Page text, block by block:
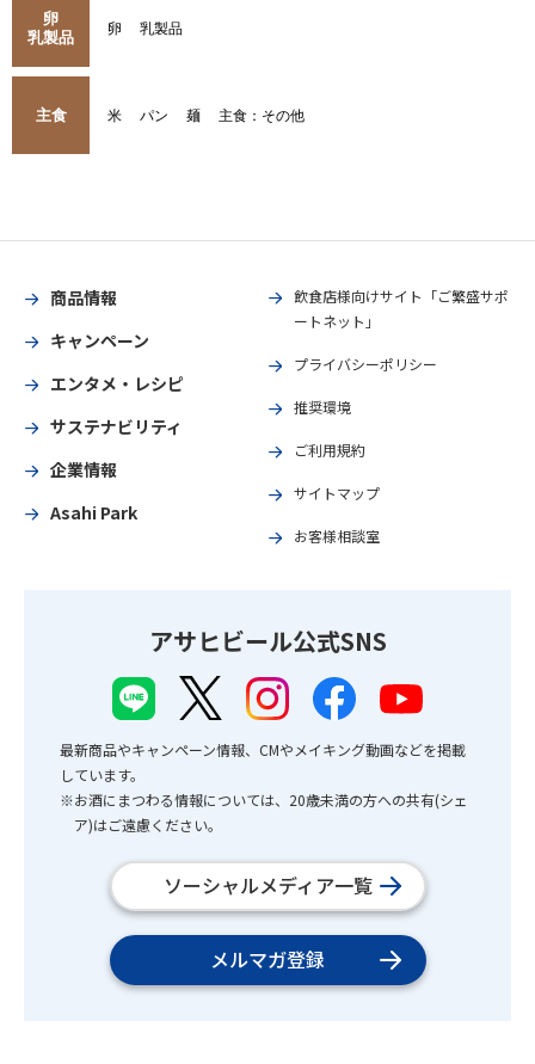
卵
乳製品
卵 乳製品
主食 米 パン 麺 主食：その他
商品情報
キャンペーン
エンタメ・レシピ
サステナビリティ
企業情報
Asahi Park
飲食店様向けサイト「ご繁盛サポ
ートネット」
プライバシーポリシー
推奨環境
ご利用規約
サイトマップ
お客様相談室
アサヒビール公式SNS
最新商品やキャンペーン情報、CMやメイキング動画などを掲載
しています。
※お酒にまつわる情報については、20歳未満の方への共有(シェ
ア)はご遠慮ください。
ソーシャルメディア一覧
メルマガ登録